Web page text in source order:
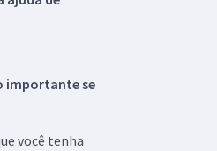
importante se
você tenha